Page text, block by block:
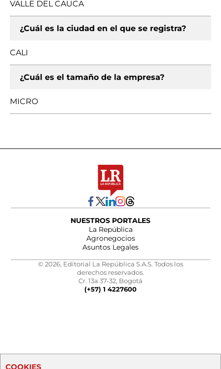
VALLE DEL CAUCA
¿Cuál es la ciudad en el que se registra?
CALI
¿Cuál es el tamaño de la empresa?
MICRO
NUESTROS PORTALES
La República
Agronegocios
Asuntos Legales
© 2026, Editorial La República S.A.S. Todos los
derechos reservados.
Cr. 13a 37-32, Bogotá
(+57) 1 4227600
COOKIES